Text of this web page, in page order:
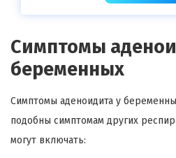
Симптомы
беременных
Симптомы аденоидита у
подобны симптомам других
могут включать: